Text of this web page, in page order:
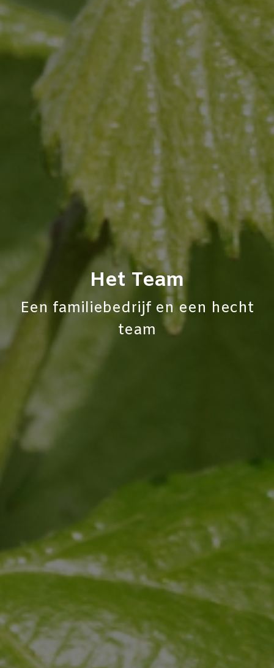
Het Team
Een familiebedrijf en een hecht
team